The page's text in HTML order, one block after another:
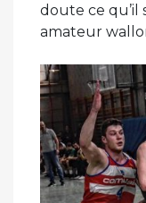
doute ce qu’il
amateur